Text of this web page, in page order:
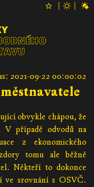
2021-09-22 00:00:02
obvykle chápou, že
případě odvodů na
z ekonomického
tomu ale běžně
Někteří to dokonce
ve srovnání s OSVČ.